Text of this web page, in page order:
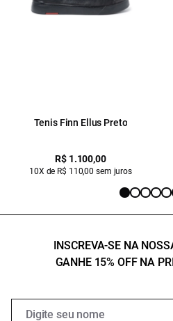
Tenis Finn Ellus Preto
R$ 1.100,00
10X de R$ 110,00 sem juros
INSCREVA-SE NA
GANHE 15% OFF NA